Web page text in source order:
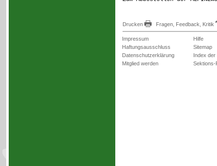
Drucken Fragen, Feedback, Kritik
Impressum
Haftungsausschluss
Datenschutzerklärung
Mitglied werden
Hilfe
Sitemap
Index der
Sektions-